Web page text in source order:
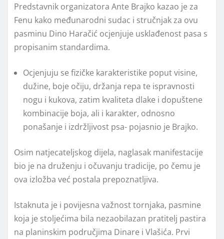
Predstavnik organizatora Ante Brajko kazao je za
Fenu kako međunarodni sudac i stručnjak za ovu
pasminu Dino Haračić ocjenjuje usklađenost pasa s
propisanim standardima.
Ocjenjuju se fizičke karakteristike poput visine,
dužine, boje očiju, držanja repa te ispravnosti
nogu i kukova, zatim kvaliteta dlake i dopuštene
kombinacije boja, ali i karakter, odnosno
ponašanje i izdržljivost psa- pojasnio je Brajko.
Osim natjecateljskog dijela, naglasak manifestacije
bio je na druženju i očuvanju tradicije, po čemu je
ova izložba već postala prepoznatljiva.
Istaknuta je i povijesna važnost tornjaka, pasmine
koja je stoljećima bila nezaobilazan pratitelj pastira
na planinskim područjima Dinare i Vlašića. Prvi